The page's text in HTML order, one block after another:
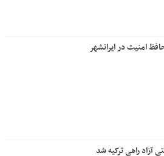
امنیت در ایرانشهر
آزاد راهی ترکیه شد